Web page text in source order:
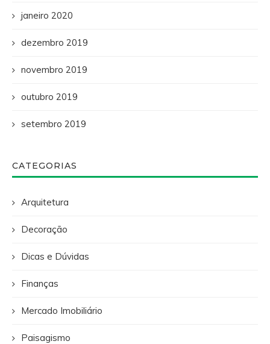
janeiro 2020
dezembro 2019
novembro 2019
outubro 2019
setembro 2019
CATEGORIAS
Arquitetura
Decoração
Dicas e Dúvidas
Finanças
Mercado Imobiliário
Paisagismo